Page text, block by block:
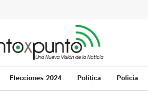
Elecciones 2024 Política Policía